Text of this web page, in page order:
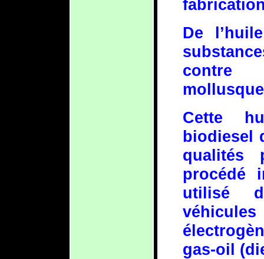
De
contre
Cette
biodiesel
qualités
procédé
utilisé
gas-oil